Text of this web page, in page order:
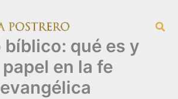
bíblico: qué es y
en la fe
evangélica